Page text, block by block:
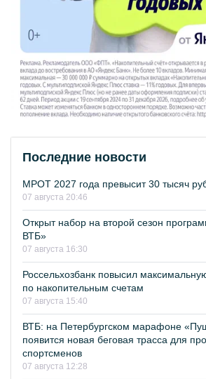
Последние новости
МРОТ 2027 года превысит 30 тысяч
07 августа 20:46
Открыт набор на второй сезон
ВТБ»
07 августа 16:30
Россельхозбанк повысил
по накопительным счетам
07 августа 15:40
ВТБ: на Петербургском марафоне
появится новая беговая трасса для
спортсменов
07 августа 12:28